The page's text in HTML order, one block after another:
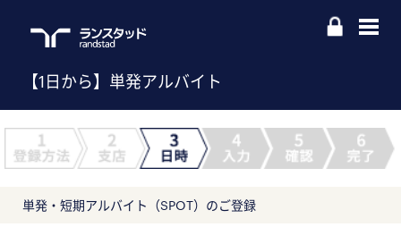
【1日から】単発アルバイト
単発・短期アルバイト（SPOT）のご登録